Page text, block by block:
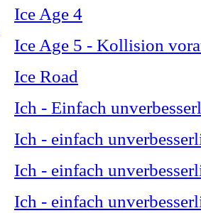
Ice Age 4
Ice Age 5 - Kollision
Ice Road
Ich - Einfach
Ich - einfach
Ich - einfach
Ich - einfach